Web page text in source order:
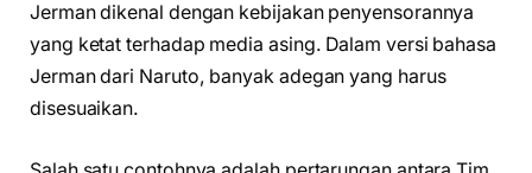
Jerman dikenal dengan kebijakan penyensorannya
yang ketat terhadap media asing. Dalam versi bahasa
Jerman dari Naruto, banyak adegan yang harus
disesuaikan.